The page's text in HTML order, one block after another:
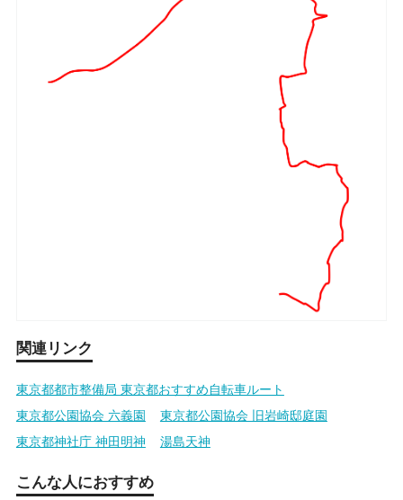
関連リンク
東京都都市整備局 東京都おすすめ自転車ルート
東京都公園協会 六義園
東京都公園協会 旧岩崎邸庭園
東京都神社庁 神田明神
湯島天神
こんな人におすすめ